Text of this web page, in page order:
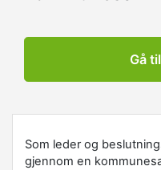
Gå
Som leder og
gjennom en